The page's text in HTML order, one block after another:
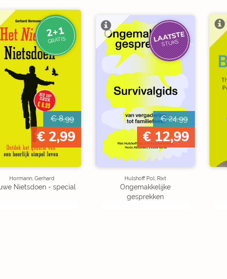
2+1
GRATIS
€ 8,99
€ 2,99
Hormann, Gerhard
Nietsdoen - special
LAATSTE
STUKS
€ 24,99
€ 12,99
Hulshoff Pol, Rixt
Ongemakkelijke
gesprekken